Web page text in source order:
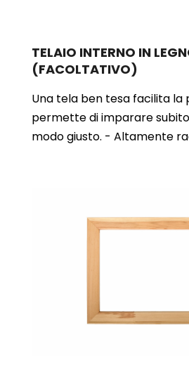
TELAIO INTERNO IN
(FACOLTATIVO)
Una tela ben tesa facilita la
permette di imparare
modo giusto. - Altamente